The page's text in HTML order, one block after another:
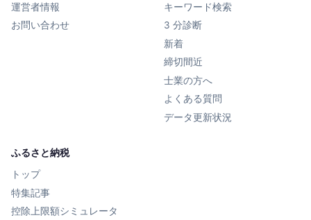
運営者情報
お問い合わせ
キーワード検索
3 分診断
新着
締切間近
士業の方へ
よくある質問
データ更新状況
ふるさと納税
トップ
特集記事
控除上限額シミュレータ